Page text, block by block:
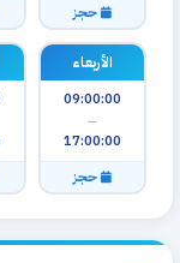
حجز
الأربعاء
09:00:00
—
17:00:00
حجز